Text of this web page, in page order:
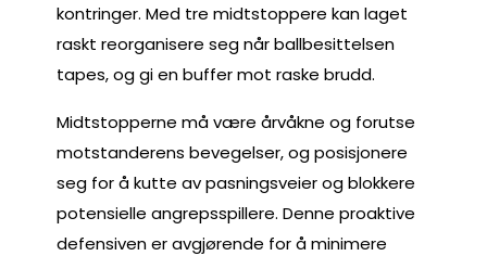
kontringer. Med tre midtstoppere kan laget
raskt reorganisere seg når ballbesittelsen
tapes, og gi en buffer mot raske brudd.
Midtstopperne må være årvåkne og forutse
motstanderens bevegelser, og posisjonere
seg for å kutte av pasningsveier og blokkere
potensielle angrepsspillere. Denne proaktive
defensiven er avgjørende for å minimere